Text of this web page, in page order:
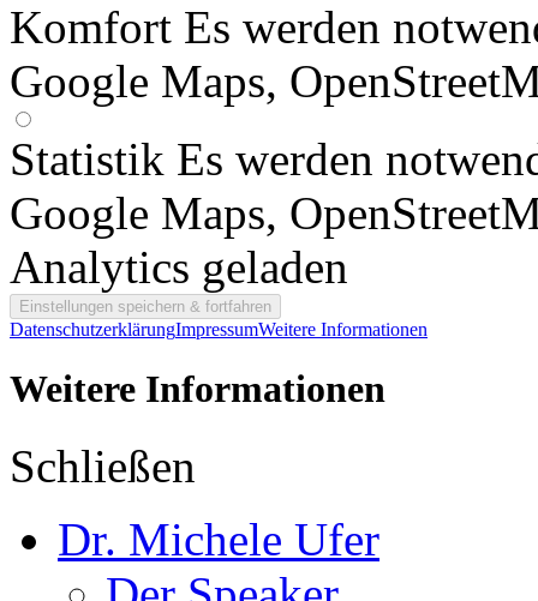
Komfort Es werden
Google Maps,
Statistik Es werden
Google Maps,
Analytics geladen
DatenschutzerklärungImpressumWeitere Informationen
Weitere Informationen
Schließen
Dr. Michele Ufer